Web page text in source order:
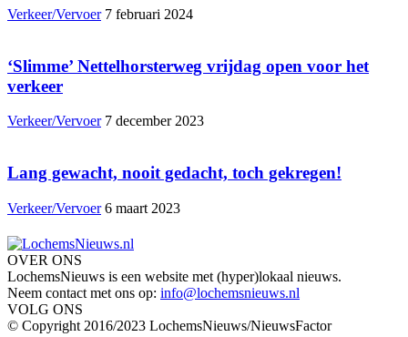
Verkeer/Vervoer 7 februari 2024
‘Slimme’ Nettelhorsterweg vrijdag open voor het
verkeer
Verkeer/Vervoer 7 december 2023
Lang gewacht, nooit gedacht, toch gekregen!
Verkeer/Vervoer 6 maart 2023
OVER ONS
LochemsNieuws is een website met (hyper)lokaal nieuws.
Neem contact met ons op: info@lochemsnieuws.nl
VOLG ONS
© Copyright 2016/2023 LochemsNieuws/NieuwsFactor